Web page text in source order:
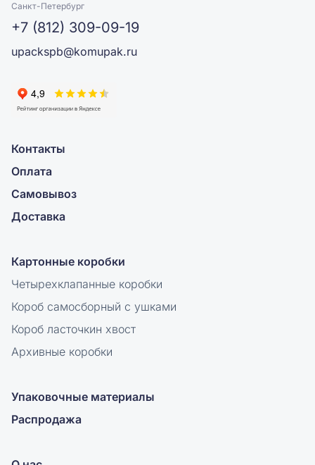
Санкт-Петербург
+7 (812) 309-09-19
upackspb@komupak.ru
Контакты
Оплата
Самовывоз
Доставка
Картонные коробки
Четырехклапанные коробки
Короб самосборный с ушками
Короб ласточкин хвост
Архивные коробки
Упаковочные материалы
Распродажа